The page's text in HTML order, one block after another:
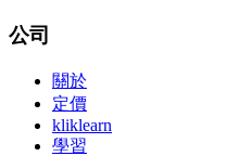
公司
關於
定價
kliklearn
學習